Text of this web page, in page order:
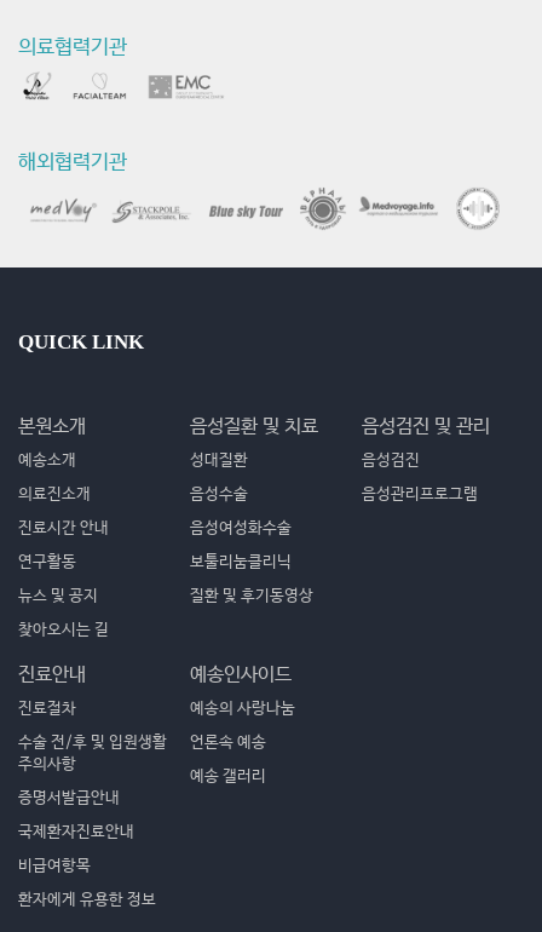
의료협력기관
해외협력기관
QUICK LINK
본원소개
예송소개
의료진소개
진료시간 안내
연구활동
뉴스 및 공지
찾아오시는 길
음성질환 및 치료
성대질환
음성수술
음성여성화수술
보툴리눔클리닉
질환 및 후기동영상
음성검진 및 관리
음성검진
음성관리프로그램
진료안내
진료절차
수술 전/후 및 입원생활
주의사항
증명서발급안내
국제환자진료안내
비급여항목
환자에게 유용한 정보
예송인사이드
예송의 사랑나눔
언론속 예송
예송 갤러리